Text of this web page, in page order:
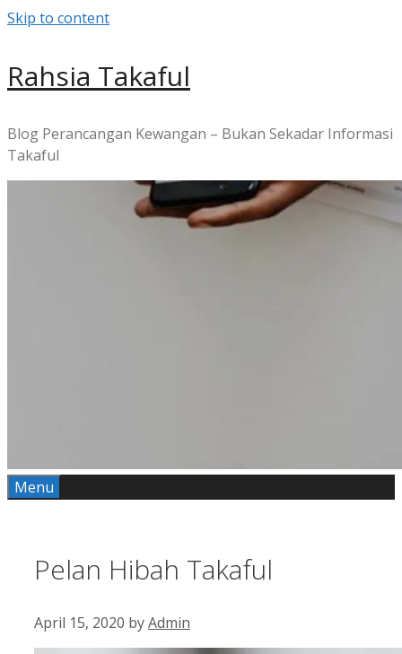
Skip to content
Rahsia Takaful
Blog Perancangan Kewangan – Bukan Sekadar Informasi
Takaful
Menu
Pelan Hibah Takaful
April 15, 2020 byAdmin